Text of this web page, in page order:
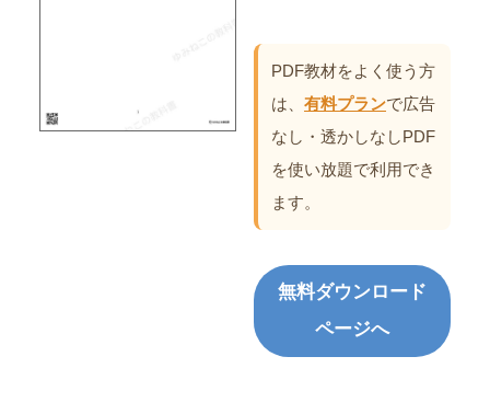
PDF教材をよく使う方
は、 有料プランで広告
なし・透かしなしPDF
を使い放題で利用でき
ます。
無料ダウンロード
ページへ